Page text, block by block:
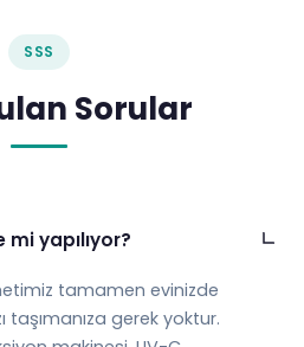
SSS
Sorular
yapılıyor?
tamamen evinizde
taşımanıza gerek yoktur.